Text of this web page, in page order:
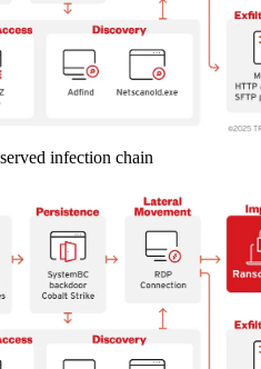
infection chain